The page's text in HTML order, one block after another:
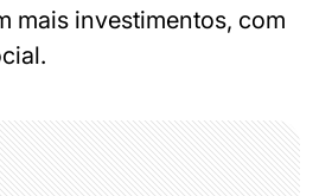
mais investimentos, com